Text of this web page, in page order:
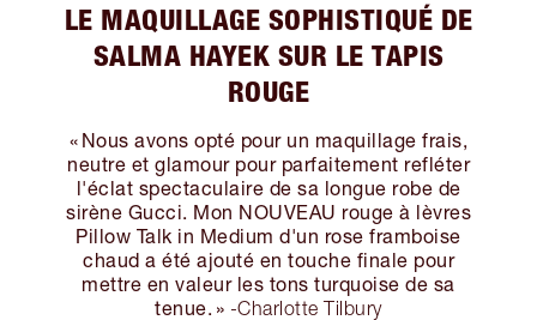
LE MAQUILLAGE SOPHISTIQUÉ DE
SALMA HAYEK SUR LE TAPIS
ROUGE
« Nous avons opté pour un maquillage frais,
neutre et glamour pour parfaitement refléter
l'éclat spectaculaire de sa longue robe de
sirène Gucci. Mon NOUVEAU rouge à lèvres
Pillow Talk in Medium d'un rose framboise
chaud a été ajouté en touche finale pour
mettre en valeur les tons turquoise de sa
tenue. » -Charlotte Tilbury